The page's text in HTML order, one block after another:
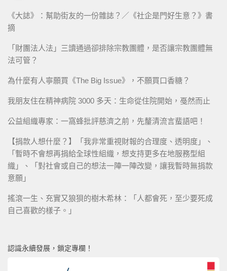
《大誌》：幫助街友的一份雜誌？／《社企是門好生意？》書
摘
「財團法人法」三讀通過卻排除宗教團體，是否讓宗教團體無
法可管？
為什麼有人寧願買《The Big Issue》，不願買口香糖？
我朋友住在精神病院 3000 多天：生命從住院開始，戞然而止
公益組織專家：一窩蜂批評慈濟之前，先釐清流言蜚語吧！
【捐款人想什麼？】「我非常重視財報的合理度、透明度」、
「暫時不會想再捐給全球性組織，想支持更多在地服務型組
織」、「對社會或自己的想法一陣一陣改變，讓我暫時無捐款
意願」
搖滾一生、充實又狼狽的樹木希林：「人都會死，至少要死成
自己喜歡的樣子。」
認識永續發展，鎖定專欄！